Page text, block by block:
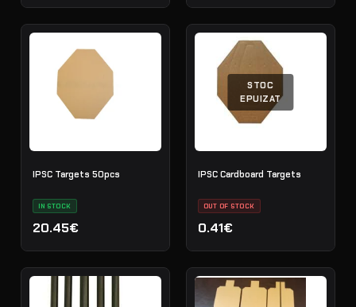
IPSC Targets 50pcs
IN STOCK
20.45€
STOC
EPUIZAT
IPSC Cardboard Targets
OUT OF STOCK
0.41€